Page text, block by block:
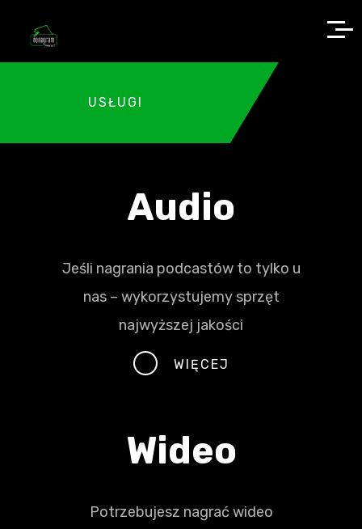
USŁUGI
Audio
Jeśli nagrania podcastów to tylko u
nas – wykorzystujemy sprzęt
najwyższej jakości
WIĘCEJ
Wideo
Potrzebujesz nagrać wideo